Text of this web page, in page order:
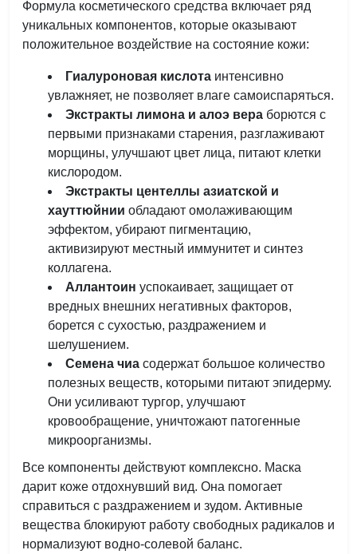
Формула косметического средства включает ряд
уникальных компонентов, которые оказывают
положительное воздействие на состояние кожи:
Гиалуроновая кислота интенсивно
увлажняет, не позволяет влаге самоиспаряться.
Экстракты лимона и алоэ вера борются с
первыми признаками старения, разглаживают
морщины, улучшают цвет лица, питают клетки
кислородом.
Экстракты центеллы азиатской и
хауттюйнии обладают омолаживающим
эффектом, убирают пигментацию,
активизируют местный иммунитет и синтез
коллагена.
Аллантоин успокаивает, защищает от
вредных внешних негативных факторов,
борется с сухостью, раздражением и
шелушением.
Семена чиа содержат большое количество
полезных веществ, которыми питают эпидерму.
Они усиливают тургор, улучшают
кровообращение, уничтожают патогенные
микроорганизмы.
Все компоненты действуют комплексно. Маска
дарит коже отдохнувший вид. Она помогает
справиться с раздражением и зудом. Активные
вещества блокируют работу свободных радикалов и
нормализуют водно-солевой баланс.